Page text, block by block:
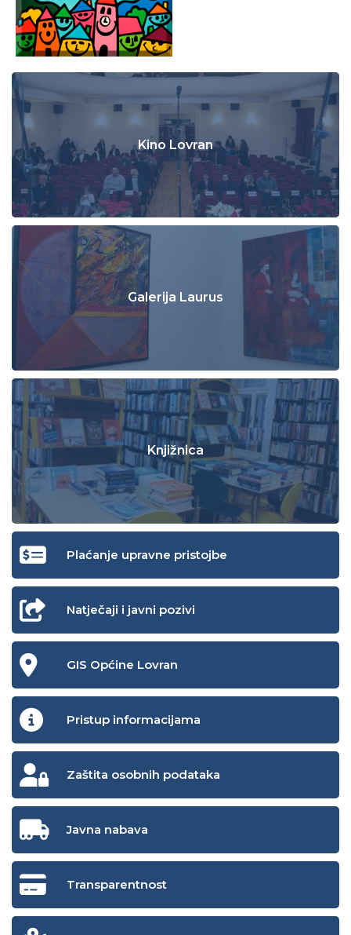
Kino Lovran
Galerija Laurus
Knjižnica
Plaćanje upravne pristojbe
Natječaji i javni pozivi
GIS Općine Lovran
Pristup informacijama
Zaštita osobnih podataka
Javna nabava
Transparentnost